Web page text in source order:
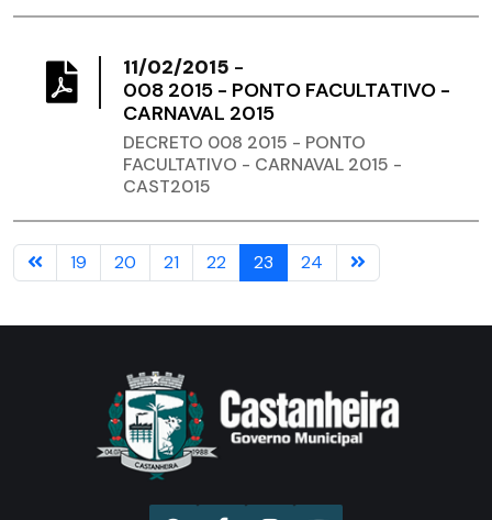
11/02/2015 -
008 2015 - PONTO FACULTATIVO -
CARNAVAL 2015
DECRETO 008 2015 - PONTO
FACULTATIVO - CARNAVAL 2015 -
CAST2015
19 20 21 22 23 24